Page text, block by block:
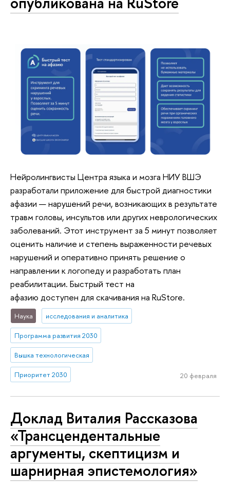
Нейролингвисты Центра языка и мозга НИУ ВШЭ
разработали приложение для быстрой диагностики
афазии — нарушений речи, возникающих в результате
травм головы, инсультов или других неврологических
заболеваний. Этот инструмент за 5 минут позволяет
оценить наличие и степень выраженности речевых
нарушений и оперативно принять решение о
направлении к логопеду и разработать план
реабилитации. Быстрый тест на
афазию доступен для скачивания на RuStore.
Наука исследования и аналитика
Программа развития 2030
Вышка технологическая
Приоритет 2030 20 февраля
Доклад Виталия Рассказова
«Трансцендентальные
аргументы, скептицизм и
шарнирная эпистемология»